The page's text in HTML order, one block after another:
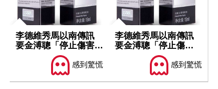
李德維秀馬以南傳訊
要金溥聰「停止傷害馬
感到驚慌
李德維秀馬以南傳訊
要金溥聰「停止傷害
感到驚慌